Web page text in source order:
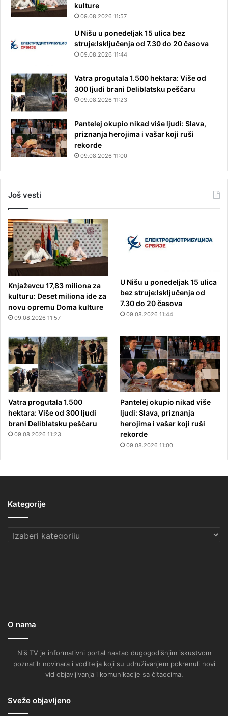
kulture
09.08.2026 11:57
U Nišu u ponedeljak 15 ulica bez
struje:Isključenja od 7.30 do 20 časova
09.08.2026 11:44
Vatra progutala 1.500 hektara: Više od
300 ljudi brani Deliblatsku peščaru
09.08.2026 11:23
Pantelej okupio nikad više ljudi: Slava,
priznanja herojima i vašar koji ruši
rekorde
09.08.2026 11:00
Još vesti
Knjaževcu 17,83 miliona za
kulturu: Deset miliona ide za
novu opremu Doma kulture
09.08.2026 11:57
U Nišu u ponedeljak 15 ulica
bez struje:Isključenja od
7.30 do 20 časova
09.08.2026 11:44
Vatra progutala 1.500
hektara: Više od 300 ljudi
brani Deliblatsku peščaru
09.08.2026 11:23
Pantelej okupio nikad više
ljudi: Slava, priznanja
herojima i vašar koji ruši
rekorde
09.08.2026 11:00
Kategorije
Kategorije
O nama
Niš TV je informativni portal nastao dugogodišnjim iskustvom
poznatih novinara i voditelja koji su udruživanjem pokrenuli novi
vid objavljivanja i komunikacije sa čitaocima.
Sveže objavljeno